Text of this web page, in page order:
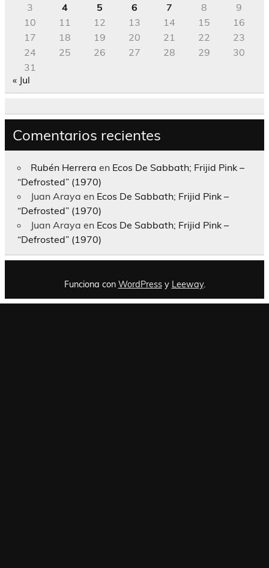
3
4 5 6 7 8
9
10
11 12 13 14 15
16
17
18 19 20 21 22
23
24
25 26 27 28 29
30
31
« Jul
Comentarios recientes
Rubén Herrera en Ecos De Sabbath; Frijid Pink –
“Defrosted” (1970)
Juan Araya en Ecos De Sabbath; Frijid Pink –
“Defrosted” (1970)
Juan Araya en Ecos De Sabbath; Frijid Pink –
“Defrosted” (1970)
Funciona con WordPressy Leeway.